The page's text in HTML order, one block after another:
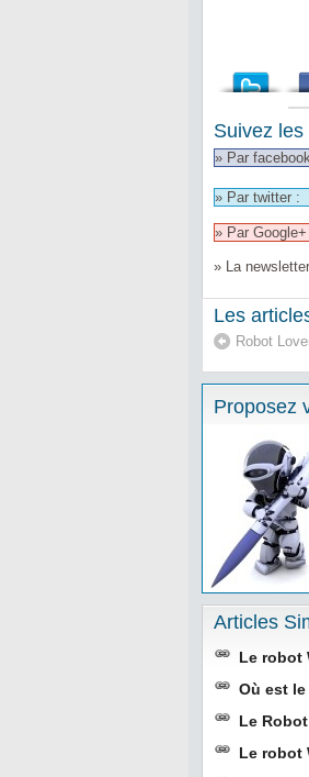
Suivez
» Par
» Par twitter :
» Par Google+
» La
Les
Robot
Proposez
Articles
Le robot
Où est
Le
Le robot